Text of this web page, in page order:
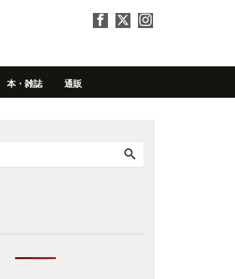
本・雑誌 通販